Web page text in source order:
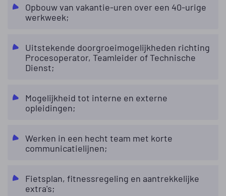
Opbouw van vakantie-uren over een 40-urige
werkweek;
Uitstekende doorgroeimogelijkheden richting
Procesoperator, Teamleider of Technische
Dienst;
Mogelijkheid tot interne en externe
opleidingen;
Werken in een hecht team met korte
communicatielijnen;
Fietsplan, fitnessregeling en aantrekkelijke
extra's;